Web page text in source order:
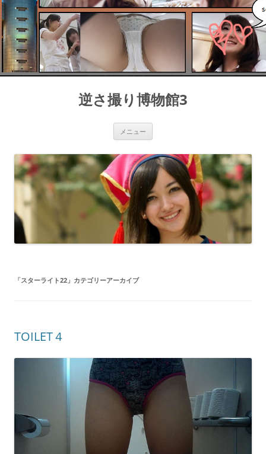
コ
プ
逆さ撮り博物館3
メニュー
「スターライト22 」カテゴリーアーカイブ
TOILET４